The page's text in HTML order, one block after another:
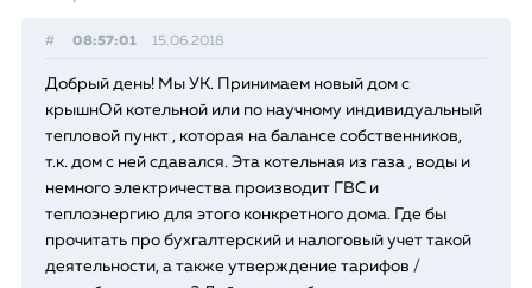
# 08:57:01 15.06.2018
Добрый день! Мы УК. Принимаем новый дом с
крышнОй котельной или по научному индивидуальный
тепловой пункт , которая на балансе собственников,
т.к. дом с ней сдавался. Эта котельная из газа , воды и
немного электричества производит ГВС и
теплоэнергию для этого конкретного дома. Где бы
прочитать про бухгалтерский и налоговый учет такой
деятельности, а также утверждение тарифов /